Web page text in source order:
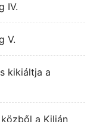
IV.
V.
kikiáltja a
a Kilián